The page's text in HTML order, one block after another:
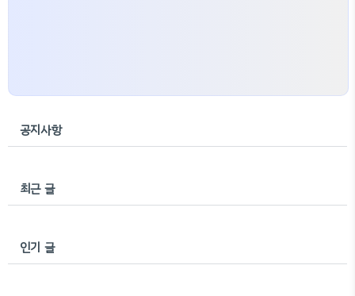
공지사항
최근 글
인기 글